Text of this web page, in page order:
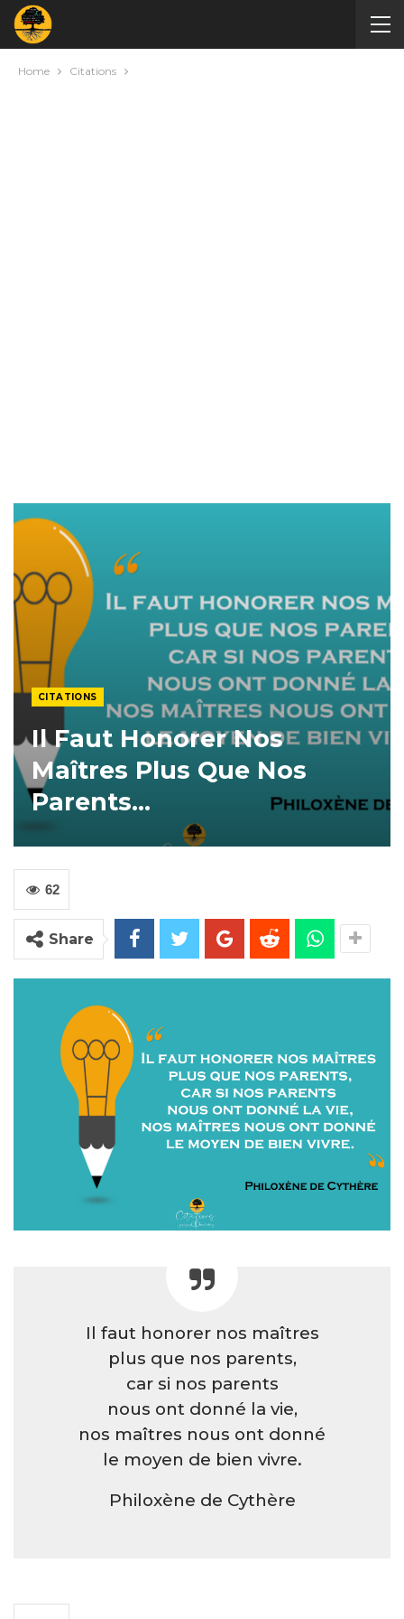
Home Citations
CITATIONS
Il Faut Honorer Nos
Maîtres Plus Que Nos
Parents…
62
Share
Il faut honorer nos maîtres
plus que nos parents,
car si nos parents
nous ont donné la vie,
nos maîtres nous ont donné
le moyen de bien vivre.
Philoxène de Cythère